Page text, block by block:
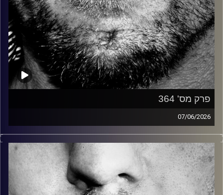
פרק מס' 364
07/06/2026
זיפים, מוזיקה מחוספסת של הופעות חיות. הרבה ג'אם, רוק,
בלוז, bluegrass, ג'אז, Fאנק, פרוגרסיב ואפילו אלקטרוניקה.
כל מה שחי, אמיתי ונושם.
עם שמוליק רגב.
קרדיט תמונות: David Goehring